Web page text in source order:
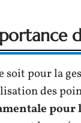
soit pour la
des
pour